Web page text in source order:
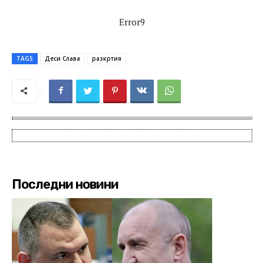
Error9
TAGS Деси Слава разкртия
Последни новини